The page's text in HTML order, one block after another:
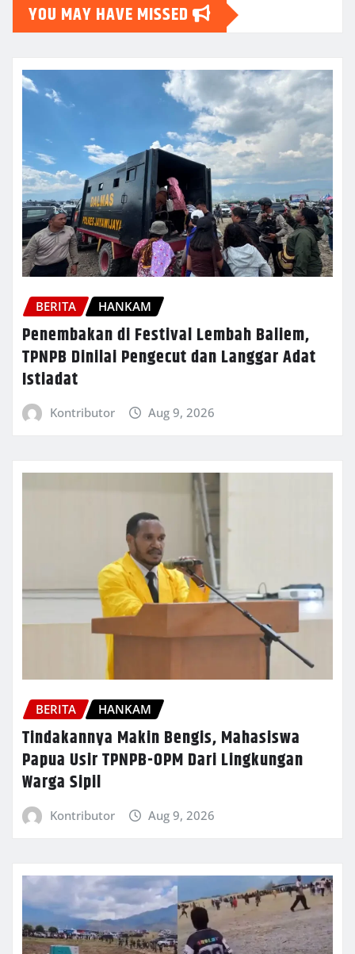
YOU MAY HAVE MISSED
BERITA HANKAM
Penembakan di Festival Lembah Baliem,
TPNPB Dinilai Pengecut dan Langgar Adat
Istiadat
Kontributor Aug 9, 2026
BERITA HANKAM
Tindakannya Makin Bengis, Mahasiswa
Papua Usir TPNPB-OPM Dari Lingkungan
Warga Sipil
Kontributor Aug 9, 2026